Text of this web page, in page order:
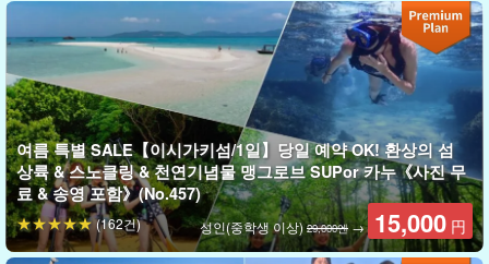
물은 매우 잔잔하게 흐른다.
이시가키섬의 매력은 바다뿐만이 아니다!
안정감이 뛰어난 카약으로
여유롭게 즐겨보자.
또한,행복의 나무 에서 유명한 천연 '대추나무'도 볼 수 있어요♪.
여름 특별 SALE【이시가키섬/1일】당일 예약 OK! 환상의 섬
상륙 & 스노클링 & 천연기념물 맹그로브 SUPor 카누《사진 무
료 & 송영 포함》(No.457)
성인(중학생 이상)29,000엔→ 15,000 円
(162건)